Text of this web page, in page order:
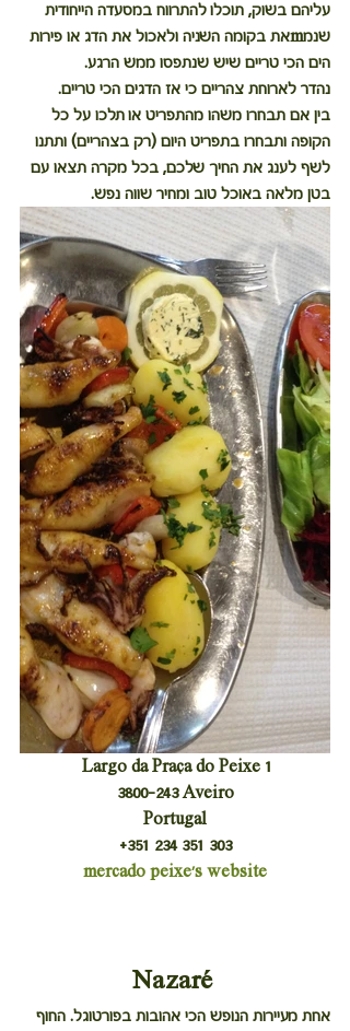
עליהם בשוק, תוכלו להתרווח במסעדה הייחודית
שנמmאת בקומה השניה ולאכול את הדג או פירות
הים הכי טריים שיש שנתפסו ממש הרגע.
נהדר לארוחת צהריים כי אז הדגים הכי טריים.
בין אם תבחרו משהו מהתפריט או תלכו על כל
הקופה ותבחרו בתפריט היום (רק בצהריים) ותתנו
לשף לענג את החיך שלכם, בכל מקרה תצאו עם
בטן מלאה באוכל טוב ומחיר שווה נפש.
Largo da Praça do Peixe 1
3800-243 Aveiro
Portugal
+351 234 351 303
mercado peixe's website
Nazaré
אחת מעיירות הנופש הכי אהובות בפורטוגל. החוף